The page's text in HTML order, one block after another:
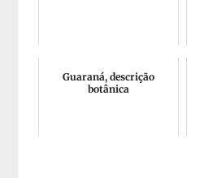
Guaraná, descrição
botânica